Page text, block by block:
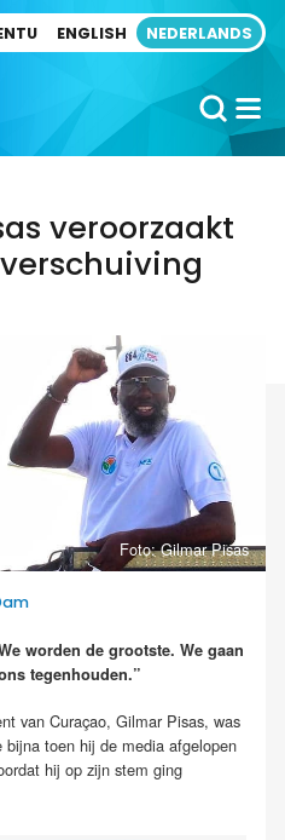
ENGLISH NEDERLANDS
veroorzaakt
Foto: Gilmar Pisas
worden de grootste. We gaan
tegenhouden.”
van Curaçao, Gilmar Pisas, was
bijna toen hij de media afgelopen
hij op zijn stem ging